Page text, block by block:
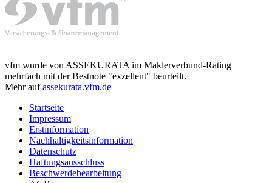
vfm wurde von ASSEKURATA im Maklerverbund-Rating
mehrfach mit der Bestnote "exzellent" beurteilt.
Mehr aufassekurata.vfm.de
Startseite
Impressum
Erstinformation
Nachhaltigkeitsinformation
Datenschutz
Haftungsausschluss
Beschwerdebearbeitung